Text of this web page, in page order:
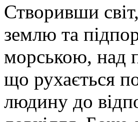
Створивши
землю та
морською, над
що рухається
людину до